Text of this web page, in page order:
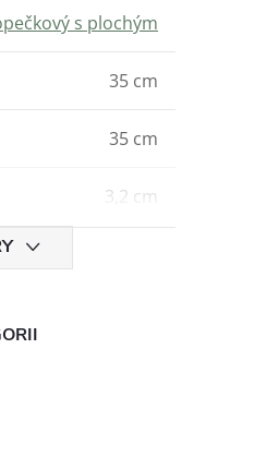
s plochým
35 cm
35 cm
3,2 cm